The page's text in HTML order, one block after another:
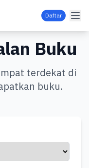
Daftar
Buku
terdekat di
buku.